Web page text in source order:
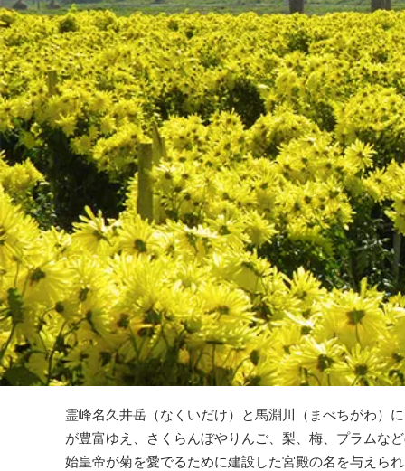
霊峰名久井岳（なくいだけ）と馬淵川（まべちがわ）
が豊富ゆえ、さくらんぼやりんご、梨、梅、プラムな
始皇帝が菊を愛でるために建設した宮殿の名を与えら